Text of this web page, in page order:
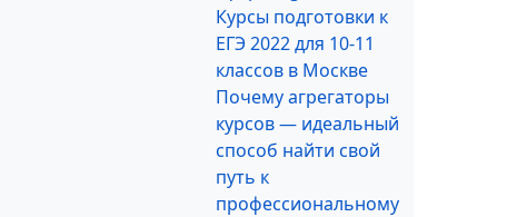
Курсы подготовки к
ЕГЭ 2022 для 10-11
классов в Москве
Почему агрегаторы
курсов — идеальный
способ найти свой
путь к
профессиональному